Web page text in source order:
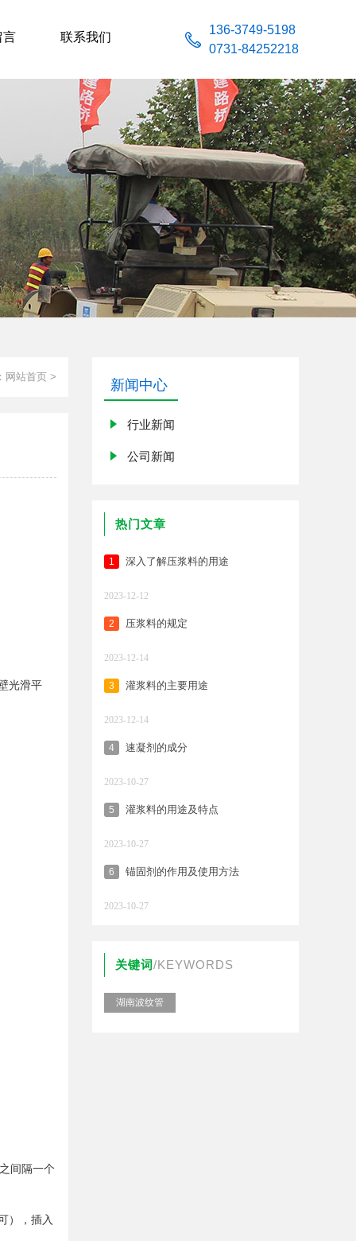
言 联系我们
136-3749-5198
0731-84252218
网站首页 >
光滑平
间隔一个
），插入
新闻中心
行业新闻
公司新闻
热门文章
1 深入了解压浆料的用途
2023-12-12
2 压浆料的规定
2023-12-14
3 灌浆料的主要用途
2023-12-14
4 速凝剂的成分
2023-10-27
5 灌浆料的用途及特点
2023-10-27
6 锚固剂的作用及使用方法
2023-10-27
关键词/KEYWORDS
湖南波纹管